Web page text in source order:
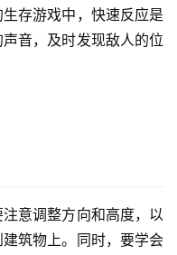
存游戏中，快速反应是
音，及时发现敌人的位
意调整方向和高度，以
筑物上。同时，要学会